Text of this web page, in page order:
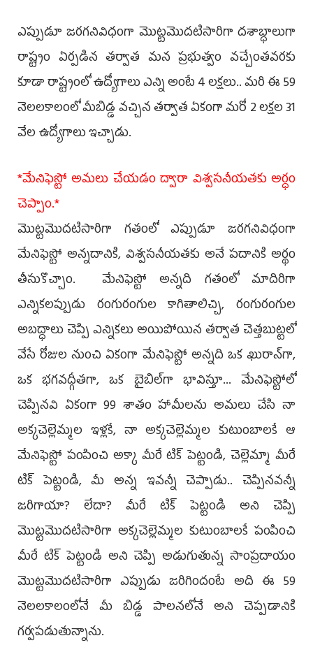
ఎప్పుడూ జరగనివిధంగా మొట్టమొదటిసారిగా దశాబ్ధాలుగా
రాష్ట్రం ఏర్పడిన తర్వాత మన ప్రభుత్వం వచ్చేంతవరకు
కూడా రాష్ట్రంలో ఉద్యోగాలు ఎన్ని అంటే 4 లక్షలు.. మరి ఈ 59
నెలలకాలంలో మీబిడ్డ వచ్చిన తర్వాత ఏకంగా మరో 2 లక్షల 31
వేల ఉద్యోగాలు ఇచ్చాడు.
*మేనిఫెస్టో అమలు చేయడం ద్వారా విశ్వసనీయతకు అర్ధం
చెప్పాం.*
మొట్టమొదటిసారిగా గతంలో ఎప్పుడూ జరగనివిధంగా
మేనిఫెస్టో అన్నదానికి, విశ్వసనీయతకు అనే పదానికి అర్థం
తీసుకొచ్చాం. మేనిఫెస్టో అన్నది గతంలో మాదిరిగా
ఎన్నికలప్పుడు రంగురంగుల కాగితాలిచ్చి, రంగురంగుల
అబద్ధాలు చెప్పి ఎన్నికలు అయిపోయిన తర్వాత చెత్తబుట్టలో
వేసే రోజుల నుంచి ఏకంగా మేనిఫెస్టో అన్నది ఒక ఖురాన్‌గా,
ఒక భగవద్గీతగా, ఒక బైబిల్‌గా భావిస్తూ... మేనిఫెస్టోలో
చెప్పినవి ఏకంగా 99 శాతం హామీలను అమలు చేసి నా
అక్కచెల్లెమ్మల ఇళ్లకే, నా అక్కచెల్లెమ్మల కుటుంబాలకే ఆ
మేనిఫెస్టో పంపించి అక్కా మీరే టిక్ పెట్టండి, చెల్లెమ్మా మీరే
టిక్ పెట్టండి, మీ అన్న ఇవన్నీ చెప్పాడు.. చెప్పినవన్నీ
జరిగాయా? లేదా? మీరే టిక్ పెట్టండి అని చెప్పి
మొట్టమొదటిసారిగా అక్కచెల్లెమ్మల కుటుంబాలకే పంపించి
మీరే టిక్ పెట్టండి అని చెప్పి అడుగుతున్న సాంప్రదాయం
మొట్టమొదటిసారిగా ఎప్పుడు జరిగిందంటే అది ఈ 59
నెలలకాలంలోనే మీ బిడ్డ పాలనలోనే అని చెప్పడానికి
గర్వపడుతున్నాను.